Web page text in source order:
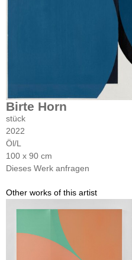
Birte Horn
stück
2022
Öl/L
100 x 90 cm
Dieses Werk anfragen
Other works of this artist